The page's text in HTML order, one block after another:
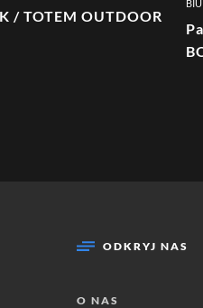
/ TOTEM OUTDOOR
Payment Check / Opłatomat ,
ODKRYJ NAS
O NAS